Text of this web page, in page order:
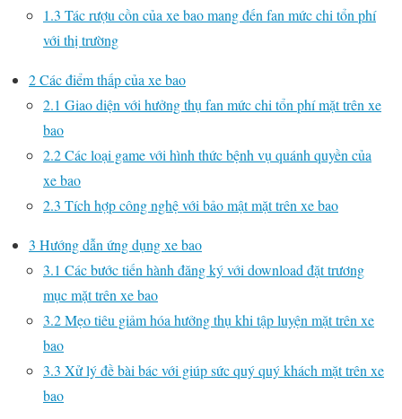
1.3 Tác rượu cồn của xe bao mang đến fan mức chi tổn phí
với thị trường
2Các điểm thấp của xe bao
2.1 Giao diện với hưởng thụ fan mức chi tổn phí mặt trên xe
bao
2.2Các loại game với hình thức bệnh vụ quánh quyền của
xe bao
2.3 Tích hợp công nghệ với bảo mật mặt trên xe bao
3 Hướng dẫn ứng dụng xe bao
3.1 Các bước tiến hành đăng ký với download đặt trương
mục mặt trên xe bao
3.2Mẹo tiêu giảm hóa hưởng thụ khi tập luyện mặt trên xe
bao
3.3 Xử lý đề bài bác với giúp sức quý quý khách mặt trên xe
bao